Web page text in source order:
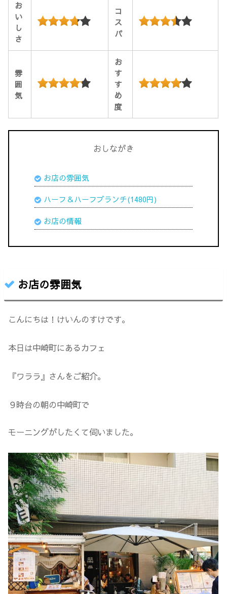
お
い
し
さ
コ
ス
パ
雰
囲
気
お
す
す
め
度
おしながき
お店の雰囲気
ハーフ＆ハーフブランチ(1480円)
お店の情報
お店の雰囲気
こんにちは！けいんのすけです。
本日は中崎町にあるカフェ
『ワララ』さんをご紹介。
９時台の朝の中崎町で
モーニングがしたくて伺いました。